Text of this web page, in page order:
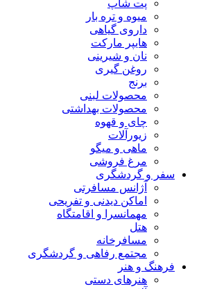
پت شاپ
میوه و تره بار
داروی گیاهی
هایپر مارکت
نان و شیرینی
روغن گیری
برنج
محصولات لبنی
محصولات بهداشتی
چای و قهوه
زیورآلات
ماهی و میگو
مرغ فروشی
سفر و گردشگری
آژانس مسافرتی
اماکن دیدنی و تفریحی
مهمانسرا و اقامتگاه
هتل
مسافرخانه
مجتمع رفاهی و گردشگری
فرهنگ و هنر
هنرهای دستی